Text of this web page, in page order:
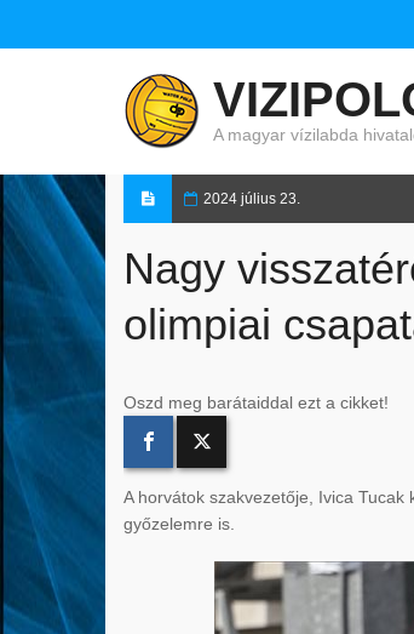
A magyar vízilabda
2024 július 23.
Nagy
olimpiai
Oszd meg barátaiddal ezt a cikket!
A horvátok szakvezetője, Ivica
győzelemre is.